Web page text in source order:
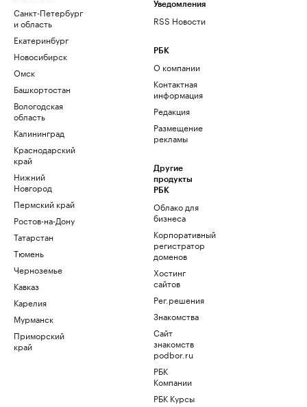
Санкт-Петербург
и область
Екатеринбург
Новосибирск
Омск
Башкортостан
Вологодская
область
Калининград
Краснодарский
край
Нижний
Новгород
Пермский край
Ростов-на-Дону
Татарстан
Тюмень
Черноземье
Кавказ
Карелия
Мурманск
Приморский
край
Уведомления
RSS Новости
РБК
О компании
Контактная
информация
Редакция
Размещение
рекламы
Другие
продукты
РБК
Облако для
бизнеса
Корпоративный
регистратор
доменов
Хостинг
сайтов
Рег.решения
Знакомства
Сайт
знакомств
podbor.ru
РБК
Компании
РБК Курсы